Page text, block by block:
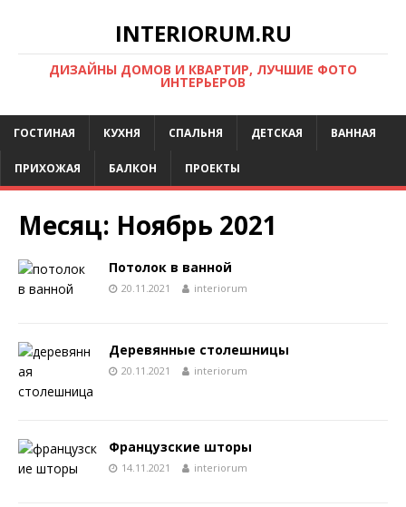
INTERIORUM.RU
ДИЗАЙНЫ ДОМОВ И КВАРТИР, ЛУЧШИЕ ФОТО
ИНТЕРЬЕРОВ
ГОСТИНАЯ КУХНЯ СПАЛЬНЯ ДЕТСКАЯ ВАННАЯ
ПРИХОЖАЯ БАЛКОН ПРОЕКТЫ
Месяц: Ноябрь 2021
Потолок в ванной
20.11.2021 interiorum
Деревянные столешницы
20.11.2021 interiorum
Французские шторы
14.11.2021 interiorum